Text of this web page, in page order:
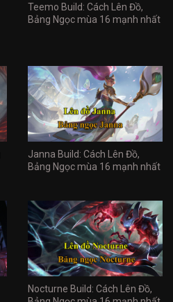
Teemo Build: Cách Lên Đồ,
Bảng Ngọc mùa 16 mạnh nhất
Janna Build: Cách Lên Đồ,
Bảng Ngọc mùa 16 mạnh nhất
Nocturne Build: Cách Lên Đồ,